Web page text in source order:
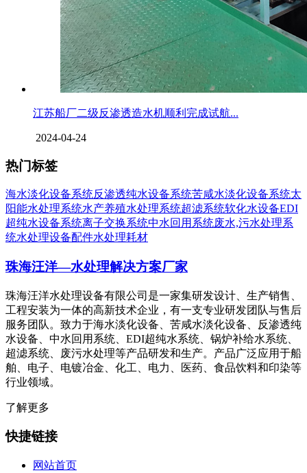
江苏船厂二级反渗透造水机顺利完成试航...
2024-04-24
热门标签
海水淡化设备系统反渗透纯水设备系统苦咸水淡化设备系统太
阳能水处理系统水产养殖水处理系统超滤系统软化水设备EDI
超纯水设备系统离子交换系统中水回用系统废水,污水处理系
统水处理设备配件水处理耗材
珠海汪洋—水处理解决方案厂家
珠海汪洋水处理设备有限公司是一家集研发设计、生产销售、
工程安装为一体的高新技术企业，有一支专业研发团队与售后
服务团队。致力于海水淡化设备、苦咸水淡化设备、反渗透纯
水设备、中水回用系统、EDI超纯水系统、锅炉补给水系统、
超滤系统、废污水处理等产品研发和生产。产品广泛应用于船
舶、电子、电镀冶金、化工、电力、医药、食品饮料和印染等
行业领域。
了解更多
快捷链接
网站首页